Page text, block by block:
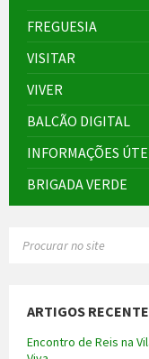
FREGUESIA
VISITAR
VIVER
BALCÃO DIGITAL
INFORMAÇÕES
BRIGADA VERDE
ARTIGOS
Encontro de Reis na